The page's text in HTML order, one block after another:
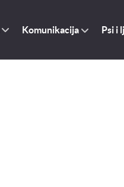
Komunikacija Psi i